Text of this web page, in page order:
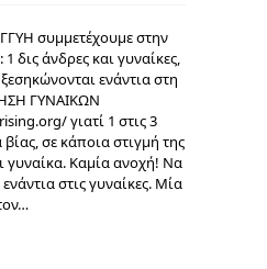
συμμετέχουμε στην
δις άνδρες και γυναίκες,
ενάντια στη
ΓΥΝΑΙΚΩΝ
γιατί 1 στις 3
σε κάποια στιγμή της
γυναίκα. Καμία ανοχή! Να
στις γυναίκες. Μία